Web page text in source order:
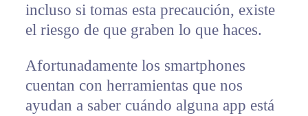
incluso si tomas esta precaución, existe
el riesgo de que graben lo que haces.
Afortunadamente los smartphones
cuentan con herramientas que nos
ayudan a saber cuándo alguna app está